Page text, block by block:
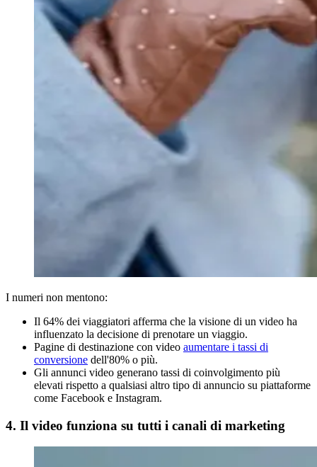
I numeri non mentono:
Il 64% dei viaggiatori afferma che la visione di un video ha
influenzato la decisione di prenotare un viaggio.
Pagine di destinazione con video aumentare i tassi di
conversione dell'80% o più.
Gli annunci video generano tassi di coinvolgimento più
elevati rispetto a qualsiasi altro tipo di annuncio su piattaforme
come Facebook e Instagram.
4. Il video funziona su tutti i canali di marketing